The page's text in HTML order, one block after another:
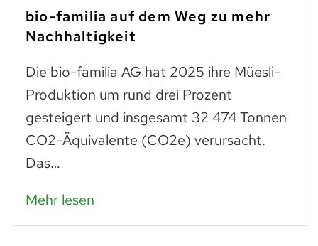
bio-familia auf dem Weg zu mehr
Nachhaltigkeit
Die bio-familia AG hat 2025 ihre Müesli-
Produktion um rund drei Prozent
gesteigert und insgesamt 32 474 Tonnen
CO2-Äquivalente (CO2e) verursacht.
Das…
Mehr lesen